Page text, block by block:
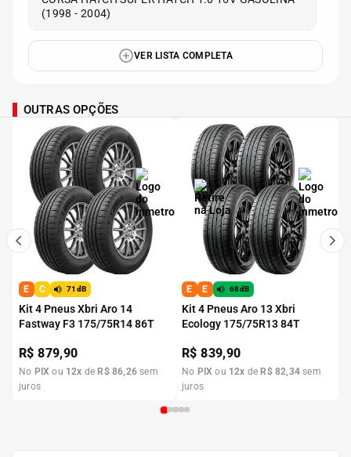
(1998 - 2004)
VER LISTA COMPLETA
OUTRAS OPÇÕES
E C 71dB
Kit 4 Pneus Xbri Aro 14
Fastway F3 175/75R14 86T
R$879,90
No PIX ou 12x de R$ 86,26 sem
juros
E E 68dB
Kit 4 Pneus Aro 13 Xbri
Ecology 175/75R13 84T
R$839,90
No PIX ou 12x de R$ 82,34 sem
juros